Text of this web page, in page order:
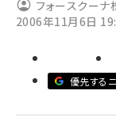
ai (2804)
note
フォースクー
2006年11月6日
優先する